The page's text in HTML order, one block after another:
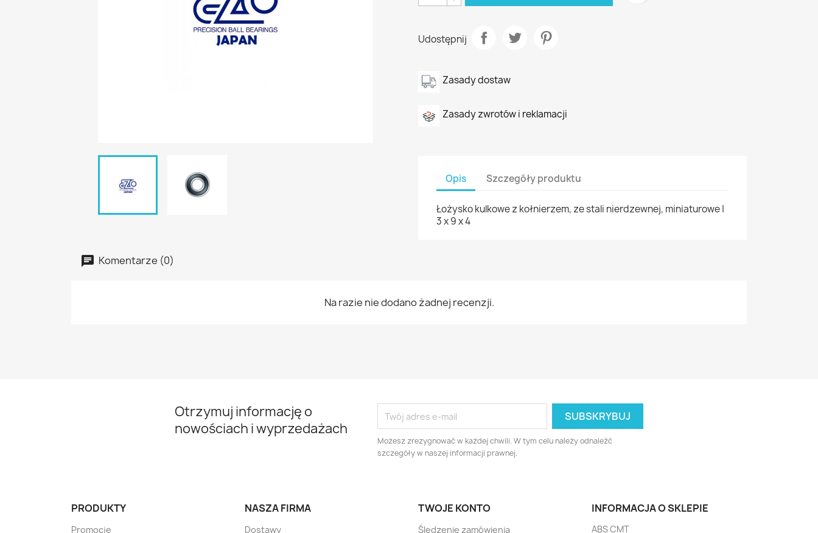
Udostępnij
Zasady dostaw
Zasady zwrotów i reklamacji
Opis Szczegóły produktu
Łożysko kulkowe z kołnierzem, ze stali nierdzewnej, miniaturowe |
3 x 9 x 4
Komentarze (0)
Na razie nie dodano żadnej recenzji.
Otrzymuj informację o
nowościach i wyprzedażach
Możesz zrezygnować w każdej chwili. W tym celu należy odnaleźć
szczegóły w naszej informacji prawnej.
PRODUKTY
Promocje
NASZA FIRMA
Dostawy
TWOJE KONTO
Śledzenie zamówienia
INFORMACJA O SKLEPIE
ABS CMT